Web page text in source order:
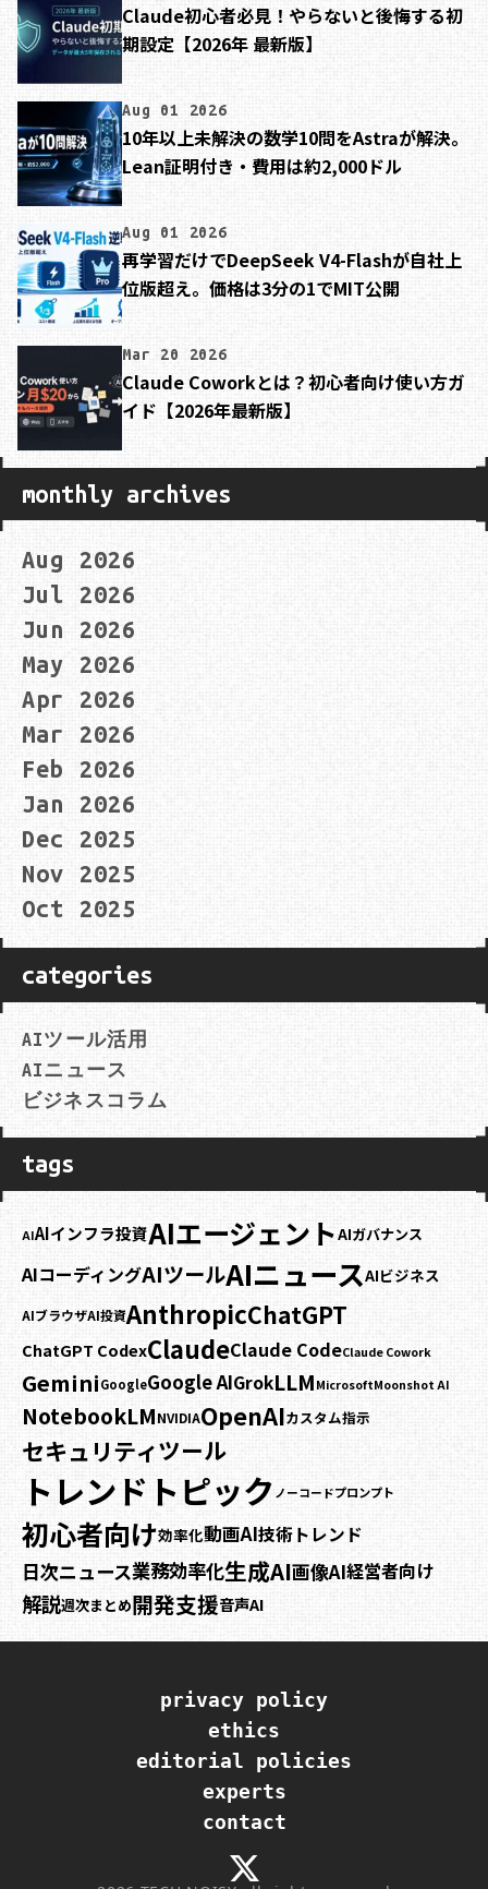
Claude初心者必見！やらないと後悔する初
期設定【2026年 最新版】
Aug 01 2026
10年以上未解決の数学10問をAstraが解決。
Lean証明付き・費用は約2,000ドル
Aug 01 2026
再学習だけでDeepSeek V4-Flashが自社上
位版超え。価格は3分の1でMIT公開
Mar 20 2026
Claude Coworkとは？初心者向け使い方ガ
イド【2026年最新版】
monthly archives
Aug 2026
Jul 2026
Jun 2026
May 2026
Apr 2026
Mar 2026
Feb 2026
Jan 2026
Dec 2025
Nov 2025
Oct 2025
categories
AIツール活用
AIニュース
ビジネスコラム
tags
AIAIインフラ投資AIエージェントAIガバナンス
AIコーディングAIツールAIニュースAIビジネス
AIブラウザAI投資AnthropicChatGPT
ChatGPT CodexClaudeClaude CodeClaude Cowork
GeminiGoogleGoogle AIGrokLLM MicrosoftMoonshot AI
NotebookLMNVIDIAOpenAIカスタム指示
セキュリティツール
トレンドトピック ノーコードプロンプト
初心者向け効率化動画AI技術トレンド
日次ニュース業務効率化生成AI画像AI経営者向け
解説週次まとめ開発支援音声AI
privacy policy
ethics
editorial policies
experts
contact